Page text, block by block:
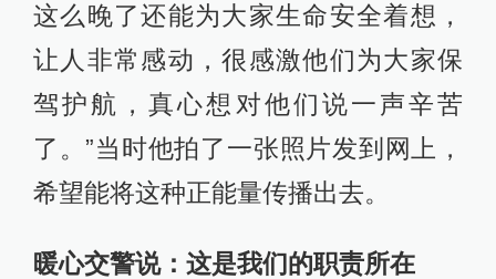
这么晚了还能为大家生命安全着想，
让人非常感动，很感激他们为大家保
驾护航，真心想对他们说一声辛苦
了。”当时他拍了一张照片发到网上，
希望能将这种正能量传播出去。
暖心交警说：这是我们的职责所在